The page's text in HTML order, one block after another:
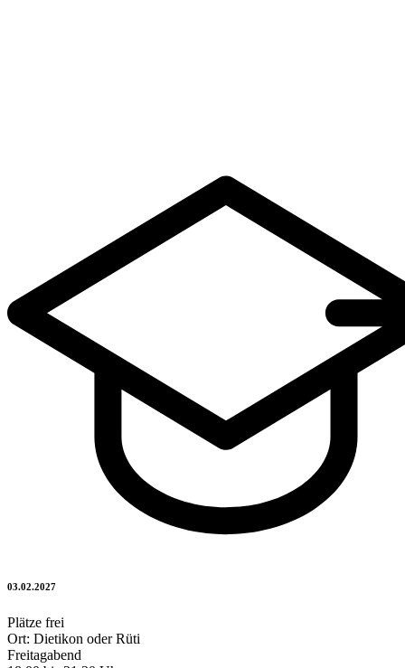
03.02.2027
Plätze frei
Ort: Dietikon oder Rüti
Freitagabend